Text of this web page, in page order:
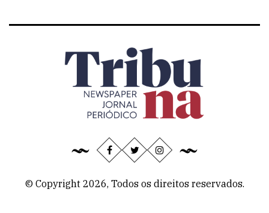
© Copyright 2026, Todos os direitos reservados.